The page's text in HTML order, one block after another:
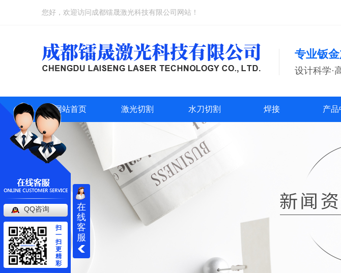
您好，欢迎访问成都镭晟激光科技有限公司网站！
专业钣
设计科学·
网站首页 激光切割 水刀切割 焊接 产品
在
线
客
服
QQ咨询
扫
一
扫
更
精
彩